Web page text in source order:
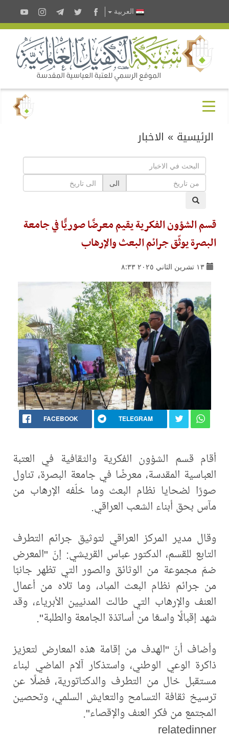
العربية
الرئيسية » الاخبار
الى
قسم الشؤون الفكرية يقيم معرضًا صوريًّا في جامعة
البصرة يوثّق جرائم البعث والإرهاب
١٣ تشرين الثاني ٢٠٢٥ ٨:٣٣
FACEBOOK TELEGRAM
أقام قسم الشؤون الفكرية والثقافية في العتبة
العباسية المقدسة، معرضًا في جامعة البصرة، تناول
صورًا لضحايا نظام البعث وما خلّفه الإرهاب من
مآس بحق أبناء الشعب العراقي.
وقال مدير المركز العراقي لتوثيق جرائم التطرف
التابع للقسم، الدكتور عباس القريشي: إنّ "المعرض
ضمّ مجموعة من الوثائق والصور التي تظهر جانبًا
من جرائم نظام البعث المباد، وما تلاه من أعمال
العنف والإرهاب التي طالت المدنيين الأبرياء، وقد
شهد إقبالًا واسعًا من أساتذة الجامعة والطلبة".
وأضاف أنّ "الهدف من إقامة هذه المعارض لتعزيز
ذاكرة الوعي الوطني، واستذكار آلام الماضي لبناء
مستقبل خال من التطرف والدكتاتورية، فضلًا عن
ترسيخ ثقافة التسامح والتعايش السلمي، وتحصين
المجتمع من فكر العنف والإقصاء".
relatedinner